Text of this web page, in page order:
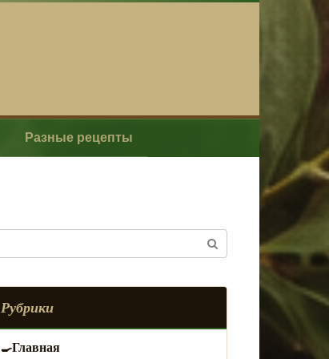
Разные рецепты
Рубрики
Главная